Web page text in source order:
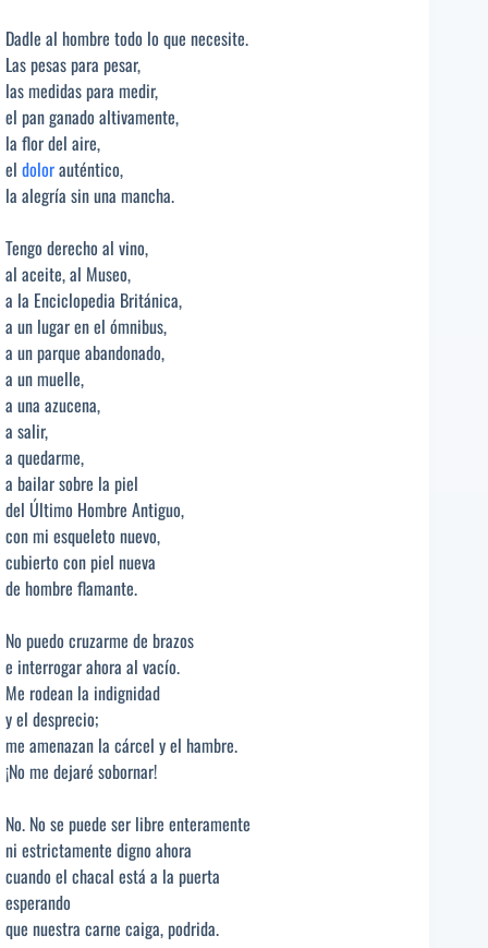
Dadle al hombre todo lo que necesite.
Las pesas para pesar,
las medidas para medir,
el pan ganado altivamente,
la flor del aire,
el dolorauténtico,
la alegría sin una mancha.
Tengo derecho al vino,
al aceite, al Museo,
a la Enciclopedia Británica,
a un lugar en el ómnibus,
a un parque abandonado,
a un muelle,
a una azucena,
a salir,
a quedarme,
a bailar sobre la piel
del Último Hombre Antiguo,
con mi esqueleto nuevo,
cubierto con piel nueva
de hombre flamante.
No puedo cruzarme de brazos
e interrogar ahora al vacío.
Me rodean la indignidad
y el desprecio;
me amenazan la cárcel y el hambre.
¡No me dejaré sobornar!
No. No se puede ser libre enteramente
ni estrictamente digno ahora
cuando el chacal está a la puerta
esperando
que nuestra carne caiga, podrida.